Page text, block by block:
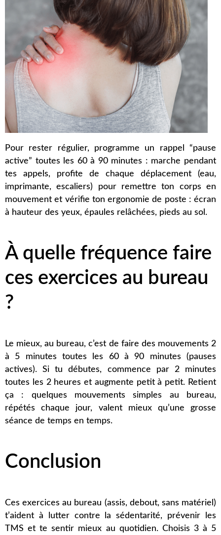
Pour rester régulier, programme un rappel “pause
active” toutes les 60 à 90 minutes : marche pendant
tes appels, profite de chaque déplacement (eau,
imprimante, escaliers) pour remettre ton corps en
mouvement et vérifie ton ergonomie de poste : écran
à hauteur des yeux, épaules relâchées, pieds au sol.
À quelle fréquence faire
ces exercices au bureau
?
Le mieux, au bureau, c’est de faire des mouvements 2
à 5 minutes toutes les 60 à 90 minutes (pauses
actives). Si tu débutes, commence par 2 minutes
toutes les 2 heures et augmente petit à petit. Retient
ça : quelques mouvements simples au bureau,
répétés chaque jour, valent mieux qu’une grosse
séance de temps en temps.
Conclusion
Ces exercices au bureau (assis, debout, sans matériel)
t’aident à lutter contre la sédentarité, prévenir les
TMS et te sentir mieux au quotidien. Choisis 3 à 5